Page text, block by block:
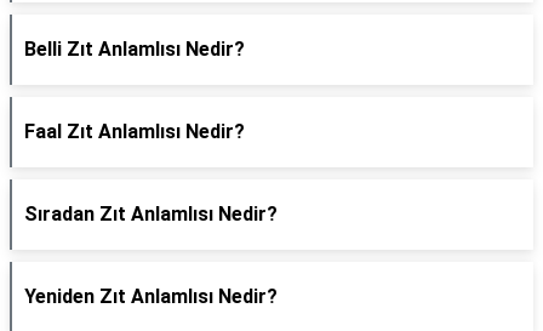
Belli Zıt Anlamlısı Nedir?
Faal Zıt Anlamlısı Nedir?
Sıradan Zıt Anlamlısı Nedir?
Yeniden Zıt Anlamlısı Nedir?